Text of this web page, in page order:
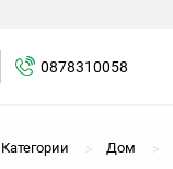
0878310058
Категории Дом